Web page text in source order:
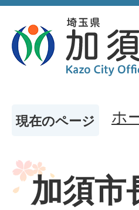
現在のページ ホ
加須市